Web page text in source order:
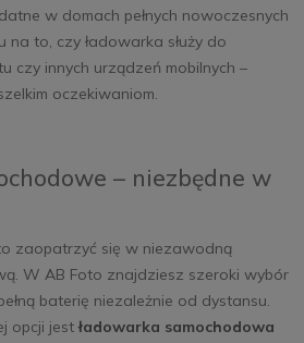
w domach pełnych nowoczesnych
to, czy ładowarka służy do
czy innych urządzeń mobilnych –
oczekiwaniom.
– niezbędne w
zaopatrzyć się w niezawodną
W AB Foto znajdziesz szeroki wybór
baterię niezależnie od dystansu.
opcji jestładowarka samochodowa